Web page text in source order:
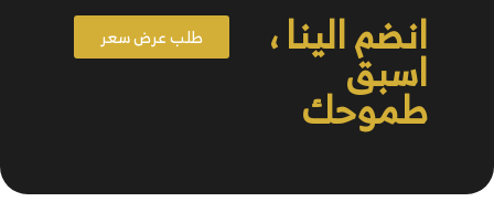
انضم الينا ،
اسبق
طموحك
طلب عرض سعر